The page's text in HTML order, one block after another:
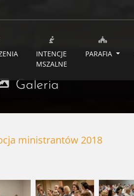
INTENCJE
MSZALNE
PARAFIA
Galeria
ministrantów 2018